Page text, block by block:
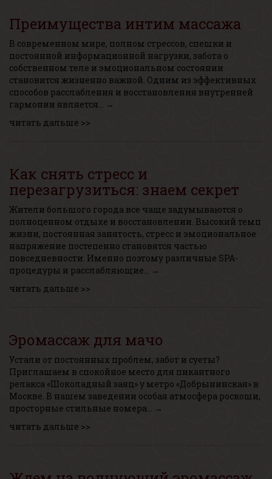
Преимущества интим массажа
В современном мире, полном стрессов, спешки и
постоянной информационной нагрузки, забота о
собственном теле и эмоциональном состоянии
становится жизненно важной. Одним из эффективных
способов расслабления и восстановления внутренней
гармонии является… →
читать дальше >>
Как снять стресс и
перезагрузиться: знаем секрет
Жители большого города все чаще задумываются о
полноценном отдыхе и восстановлении. Высокий темп
жизни, постоянная занятость, стресс и эмоциональное
напряжение постепенно становятся частью
повседневности. Именно поэтому различные SPA-
процедуры и расслабляющие… →
читать дальше >>
Эромассаж для мачо
Устали от постоянных проблем, забот и суеты?
Приглашаем в спокойное место для пикантного
релакса «Шоколадный заяц» у метро «Добрынинская» в
Москве. В нашем заведении особая атмосфера роскоши,
просторные стильные номера… →
читать дальше >>